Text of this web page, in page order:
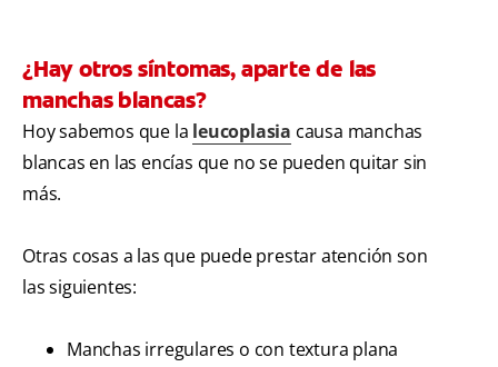
¿Hay otros síntomas, aparte de las
manchas blancas?
Hoy sabemos que la leucoplasia causa manchas
blancas en las encías que no se pueden quitar sin
más.
Otras cosas a las que puede prestar atención son
las siguientes:
Manchas irregulares o con textura plana